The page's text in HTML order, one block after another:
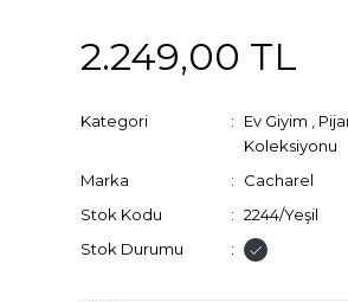
2.249,00 TL
Kategori Ev Giyim
Koleksiyonu
Marka
Cacharel
Stok Kodu
2244/Yeşil
Stok Durumu